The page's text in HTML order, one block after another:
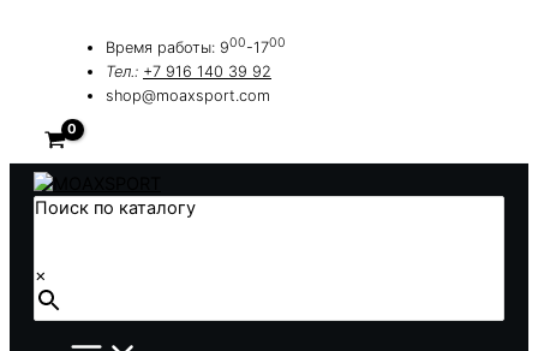
содержимому
Время работы: 900-1700
Тел.: +7 916 140 39 92
shop@moaxsport.com
Поиск по каталогу
×